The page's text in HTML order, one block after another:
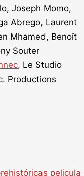
Joseph Momo,
Abrego, Laurent
Mhamed, Benoît
Souter
, Le Studio
Productions